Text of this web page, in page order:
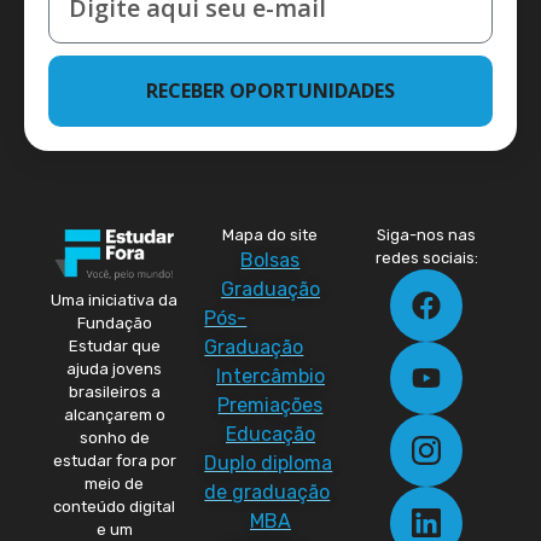
RECEBER OPORTUNIDADES
Uma iniciativa da
Fundação
Estudar que
ajuda jovens
brasileiros a
alcançarem o
sonho de
estudar fora por
meio de
conteúdo digital
e um
Mapa do site
Bolsas
Graduação
Pós-
Graduação
Intercâmbio
Premiações
Educação
Duplo diploma
de graduação
MBA
Siga-nos nas
redes sociais: